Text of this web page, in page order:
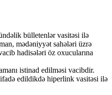
bülletenlər vasitəsi ilə
mədəniyyət sahələri üzrə
hadisələri öz oxucularına
istinad edilməsi vacibdir.
edildikdə hiperlink vasitəsi ilə